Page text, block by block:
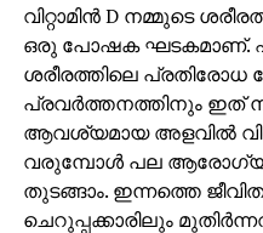
വിറ്റാമിൻ D നമ്മുടെ
ഒരു പോഷക ഘടകമാണ്.
ശരീരത്തിലെ പ്രതിരോധ
പ്രവർത്തനത്തിനും ഇത്
ആവശ്യമായ അളവിൽ
വരുമ്പോൾ പല ആരോഗ്യ
തുടങ്ങാം. ഇന്നത്തെ
ചെറുപ്പക്കാരിലും